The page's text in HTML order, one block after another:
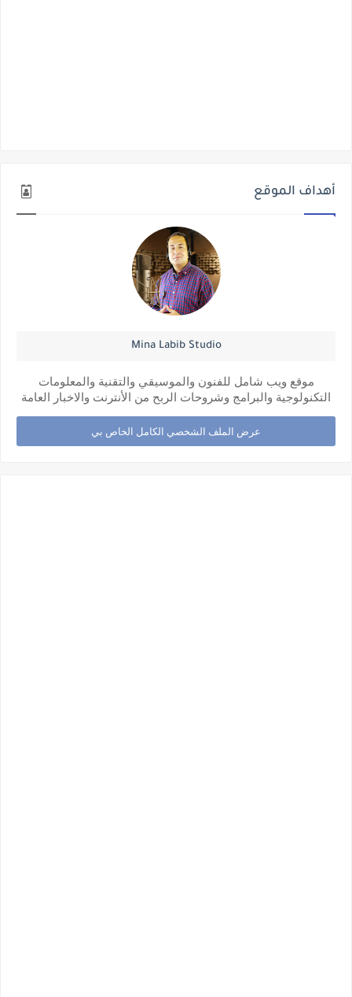
أهداف الموقع
Mina Labib Studio
موقع ويب شامل للفنون والموسيقي والتقنية والمعلومات
التكنولوجية والبرامج وشروحات الربح من الأنترنت والاخبار العامة
عرض الملف الشخصي الكامل الخاص بي